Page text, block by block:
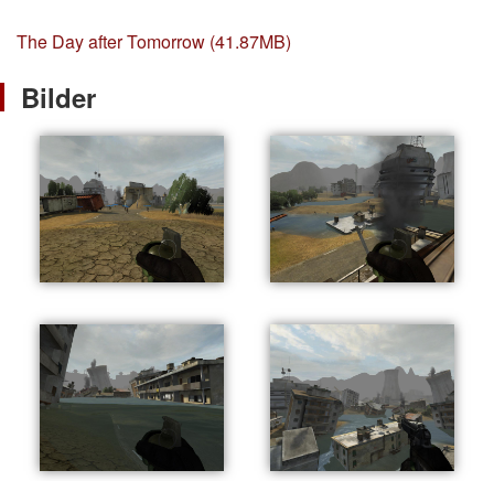
The Day after Tomorrow (41.87MB)
Bilder